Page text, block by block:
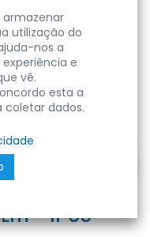
- 3000K-
- IP65 -
armazenar
utilização do
nos a
e
vê.
esta a
coletar dados.